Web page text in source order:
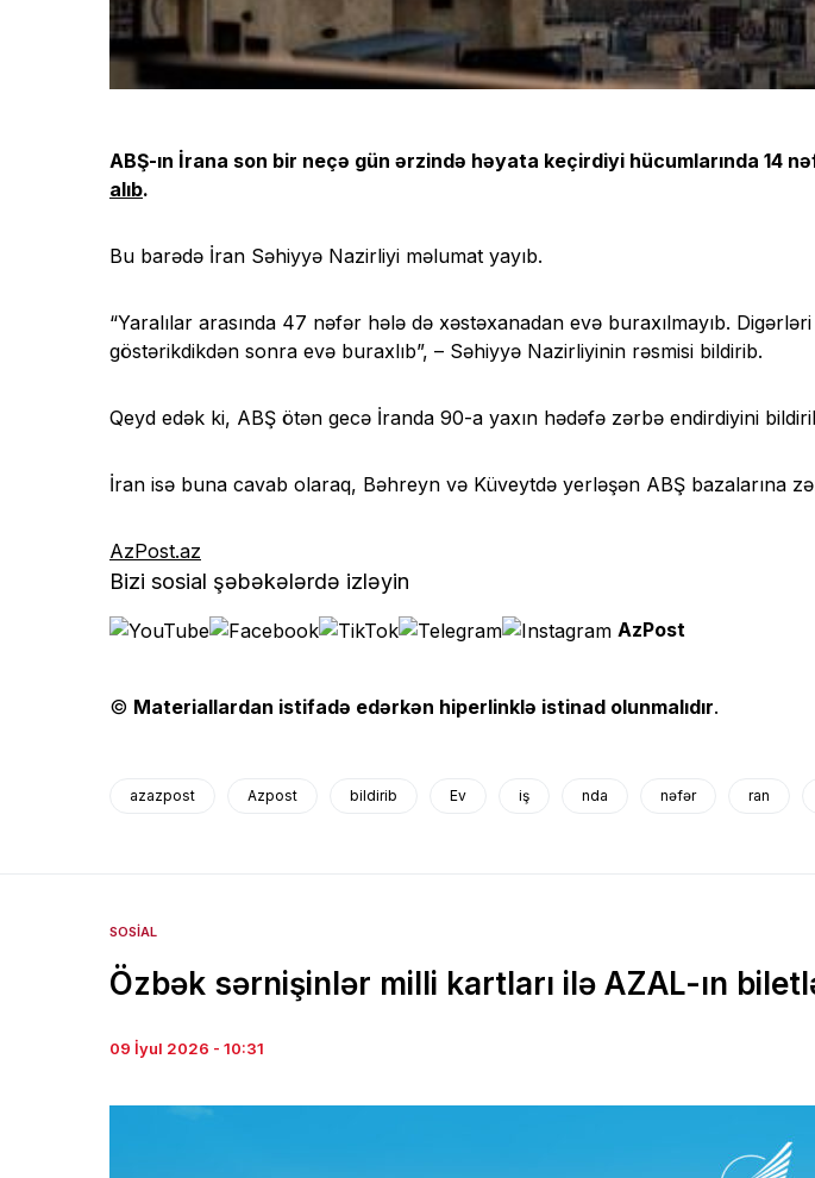
ABŞ-ın İrana son bir neçə gün ərzində həyata keçirdiyi hücumlarında 14
alıb.
Bu barədə İran Səhiyyə Nazirliyi məlumat yayıb.
“Yaralılar arasında 47 nəfər hələ də xəstəxanadan evə buraxılmayıb.
göstərikdikdən sonra evə buraxlıb”, – Səhiyyə Nazirliyinin rəsmisi bildirib.
Qeyd edək ki, ABŞ ötən gecə İranda 90-a yaxın hədəfə zərbə endirdiyini
İran isə buna cavab olaraq, Bəhreyn və Küveytdə yerləşən ABŞ bazalarına
AzPost.az
Bizi sosial şəbəkələrdə izləyin
AzPost
© Materiallardan istifadə edərkən hiperlinklə istinad olunmalıdır.
azazpost Azpost bildirib Ev iş nda nəfər ran
SOSIAL
Özbək sərnişinlər milli kartları ilə AZAL-ın
09 İyul 2026 - 10:31